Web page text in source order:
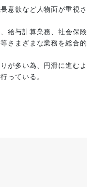
意欲など人物面が重視さ
給与計算業務、社会保険
さまざまな業務を総合的
が多い為、円滑に進むよ
っている。